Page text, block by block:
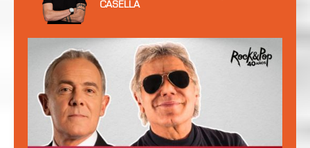
CASELLA